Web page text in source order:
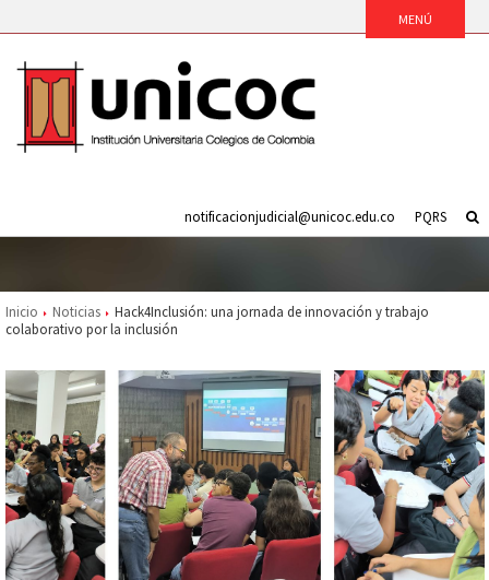
PQRS
notificacionjudicial@unicoc.edu.co
Inicio Noticias
Hack4Inclusión: una jornada de innovación y trabajo
colaborativo por la inclusión